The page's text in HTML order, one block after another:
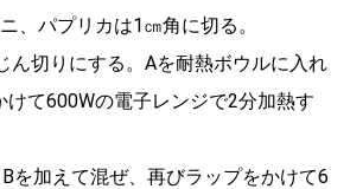
パプリカは1㎝角に切る。
切りにする。Aを耐熱ボウルに入れ
けて600Wの電子レンジで2分加熱す
加えて混ぜ、再びラップをかけて6